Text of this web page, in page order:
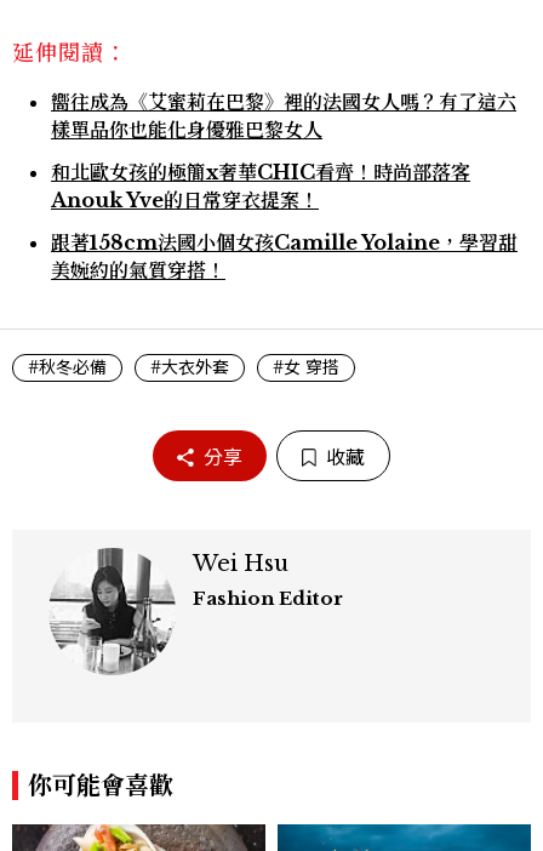
延伸閱讀：
嚮往成為《艾蜜莉在巴黎》裡的法國女人嗎？有了這六
樣單品你也能化身優雅巴黎女人
和北歐女孩的極簡x奢華CHIC看齊！時尚部落客
Anouk Yve的日常穿衣提案！
跟著158cm法國小個女孩Camille Yolaine，學習甜
美婉約的氣質穿搭！
#秋冬必備 #大衣外套 #女 穿搭
分享 收藏
Wei Hsu
Fashion Editor
你可能會喜歡